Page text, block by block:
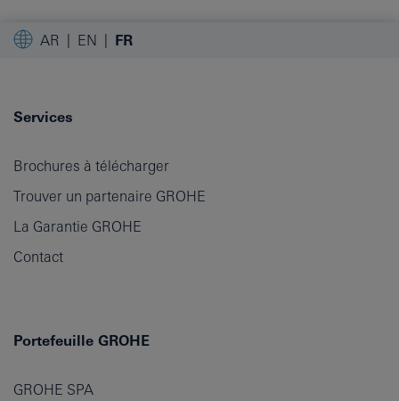
AR EN FR
Services
Brochures à télécharger
Trouver un partenaire GROHE
La Garantie GROHE
Contact
Portefeuille GROHE
GROHE SPA